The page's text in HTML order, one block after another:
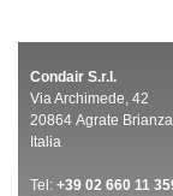
Condair S.r.l.
Via Archimede, 42
20864 Agrate
Italia
Tel: +39 02 660 11